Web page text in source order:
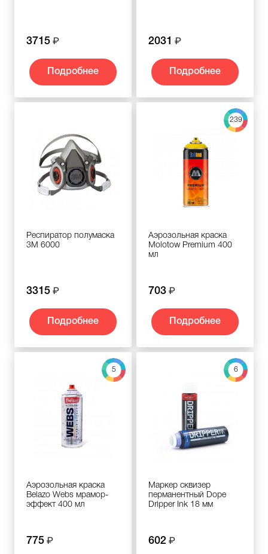
3715
Подробнее
2031
Подробнее
Респиратор полумаска
3M 6000
3315
Подробнее
239
Аэрозольная краска
Molotow Premium 400
мл
703
Подробнее
5
Аэрозольная краска
Belazo Webs мрамор-
эффект 400 мл
775
6
Маркер сквизер
перманентный Dope
Dripper Ink 18 мм
602